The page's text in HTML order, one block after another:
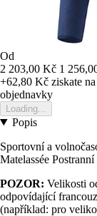
Od
2 203,00 Kč 1
+62,80 Kč ziskate
objednavky
Loading...
Popis
Sportovní a
Matelassée
POZOR: Velikosti
odpovídající
(například: pro